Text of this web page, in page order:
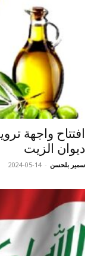
افتتاح واجهة
ديوان الزيت
سمير بلحسن -
2024-05-14